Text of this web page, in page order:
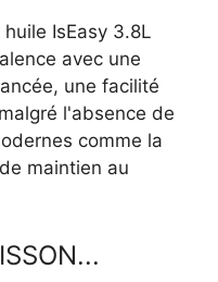
IsEasy 3.8L
avec une
une facilité
l'absence de
comme la
maintien au